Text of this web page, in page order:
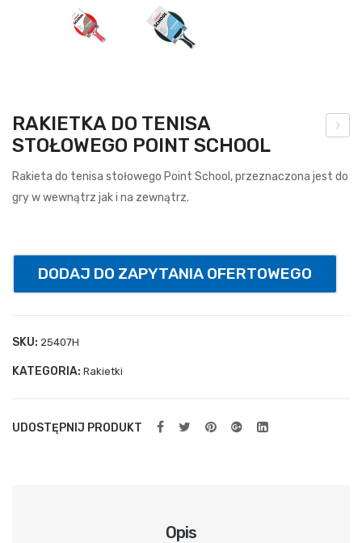
cz
uch
RAKIETKA DO TENISA
STOŁOWEGO POINT SCHOOL
Rakieta do tenisa stołowego Point School, przeznaczona jest do
gry w wewnątrz jak i na zewnątrz.
DODAJ DO ZAPYTANIA OFERTOWEGO
SKU: 25407H
KATEGORIA: Rakietki
UDOSTĘPNIJ PRODUKT
Opis